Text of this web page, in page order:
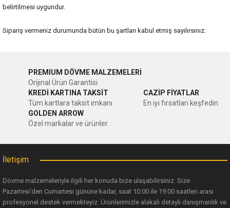
belirtilmesi uygundur.
Sipariş vermeniz durumunda bütün bu şartları kabul etmiş sayılırsınız.
PREMIUM DÖVME MALZEMELERİ
Orijinal Ürün Garantisi
KREDİ KARTINA TAKSİT
Tüm kartlara taksit imkanı
CAZİP FİYATLAR
En iyi fırsatları keşfedin
GOLDEN ARROW
Özel markalar ve ürünler
İletişim
Dövme malzemeleriyle ilgili her konuda bize ulaşabilirsiniz. Size
Pazartesi’den Cumartesi gününe kadar, saat 10:00 ile 19:00 saatleri arası
profesyonel destek vermekteyiz. Ürünlerimizle alakalı detaylı danışmanlık ve